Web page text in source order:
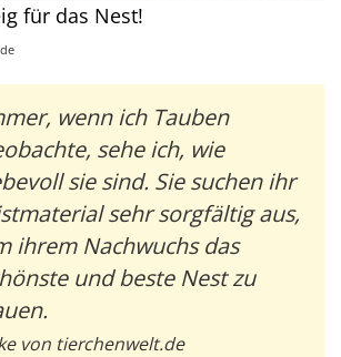
für das Nest!
wenn ich Tauben
sehe ich, wie
sie sind. Sie suchen ihr
sehr sorgfältig aus,
ihrem Nachwuchs das
und beste Nest zu
von tierchenwelt.de